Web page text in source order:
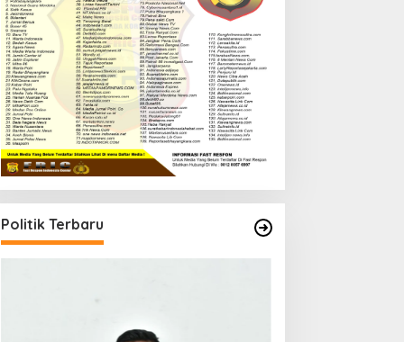
Politik Terbaru